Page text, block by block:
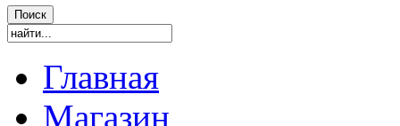
Главная
Магазин